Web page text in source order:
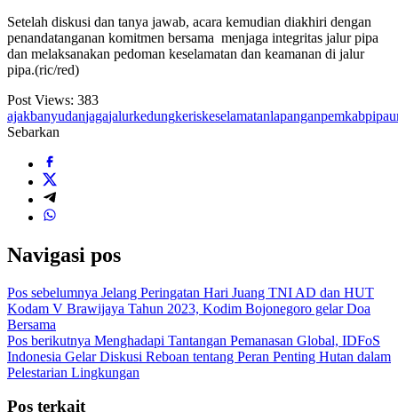
Setelah diskusi dan tanya jawab, acara kemudian diakhiri dengan
penandatanganan komitmen bersama menjaga integritas jalur pipa
dan melaksanakan pedoman keselamatan dan keamanan di jalur
pipa.(ric/red)
Post Views: 383
ajakbanyudanjagajalurkedungkeriskeselamatanlapanganpemkabpipa
Sebarkan
Navigasi pos
Pos sebelumnya Jelang Peringatan Hari Juang TNI AD dan HUT
Kodam V Brawijaya Tahun 2023, Kodim Bojonegoro gelar Doa
Bersama
Pos berikutnya Menghadapi Tantangan Pemanasan Global, IDFoS
Indonesia Gelar Diskusi Reboan tentang Peran Penting Hutan dalam
Pelestarian Lingkungan
Pos terkait